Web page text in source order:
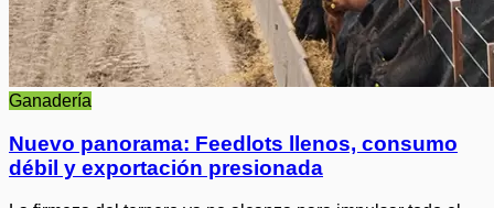
Ganadería
Nuevo panorama: Feedlots llenos, consumo
débil y exportación presionada